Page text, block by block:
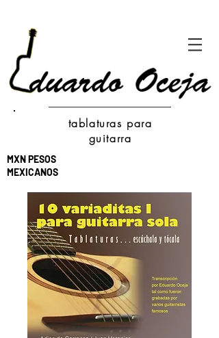
tablaturas para
guitarra
MXN PESOS
MEXICANOS